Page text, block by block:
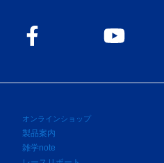
オンラインショップ
製品案内
雑学note